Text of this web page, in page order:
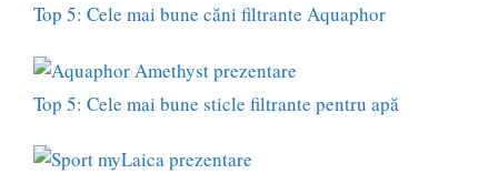
Top 5: Cele mai bune căni filtrante Aquaphor
Top 5: Cele mai bune sticle filtrante pentru apă